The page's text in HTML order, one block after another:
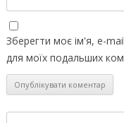
Зберегти моє ім'я, e-
для моїх подальших